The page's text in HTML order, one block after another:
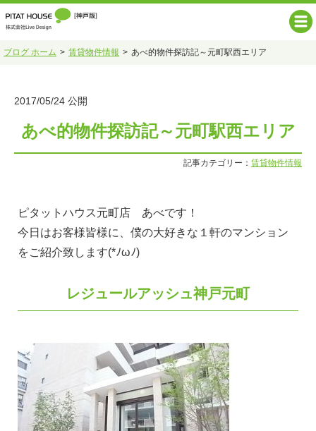
ブログ ホーム 賃貸物件情報 あべ的物件探訪記～元町駅西エリア
2017/05/24 公開
あべ的物件探訪記～元町駅西エリア
記事カテゴリー： 賃貸物件情報
ピタットハウス元町店 あべです！
今日はお客様皆様に、僕の大好きな１軒のマンション
をご紹介致します(*ﾉωﾉ)
レジュールアッシュ神戸元町